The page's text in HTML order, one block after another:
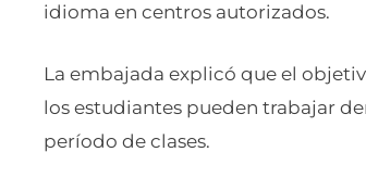
idioma en centros autorizados.
La embajada explicó que el
los estudiantes pueden trabajar
período de clases.